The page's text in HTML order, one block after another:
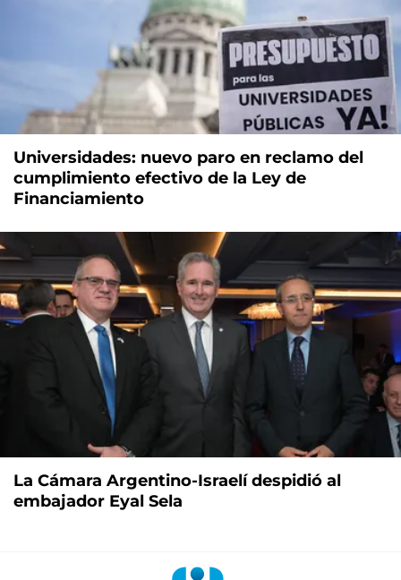
Universidades: nuevo paro en reclamo del
cumplimiento efectivo de la Ley de
Financiamiento
La Cámara Argentino-Israelí despidió al
embajador Eyal Sela